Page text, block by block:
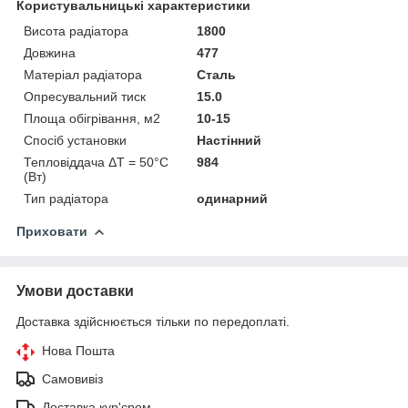
Користувальницькі характеристики
Висота радіатора
1800
Довжина
477
Матеріал радіатора
Сталь
Опресувальний тиск
15.0
Площа обігрівання, м2
10-15
Спосіб установки
Настінний
Тепловіддача ΔT = 50°C
(Вт)
984
Тип радіатора одинарний
Приховати
Умови доставки
Доставка здійснюється тільки по передоплаті.
Нова Пошта
Самовивіз